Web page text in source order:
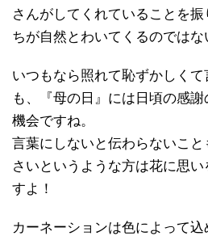
さんがしてくれていることを
ちが自然とわいてくるのではな
いつもなら照れて恥ずかしく
も、『母の日』には日頃の感
機会ですね。
言葉にしないと伝わらないこと
さいというような方は花に思
すよ！
カーネーションは色によって